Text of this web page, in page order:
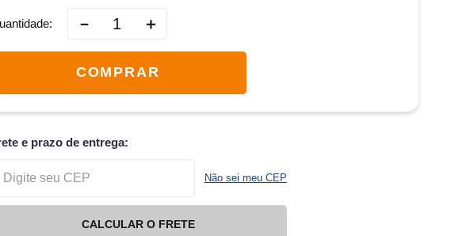
＋
－
COMPRAR
e prazo de entrega:
Não sei meu CEP
CALCULAR O FRETE